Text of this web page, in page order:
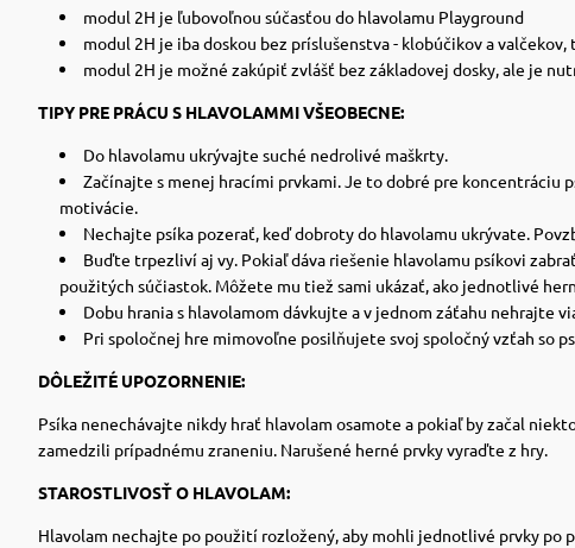
modul 2H je ľubovoľnou súčasťou do hlavolamu Playground
modul 2H je iba doskou bez príslušenstva - klobúčikov a
modul 2H je možné zakúpiť zvlášť bez základovej dosky, ale je
TIPY PRE PRÁCU S HLAVOLAMMI VŠEOBECNE:
Do hlavolamu ukrývajte suché nedrolivé maškrty.
Začínajte s menej hracími prvkami. Je to dobré pre koncentráciu
motivácie.
Nechajte psíka pozerať, keď dobroty do hlavolamu ukrývate.
Buďte trpezliví aj vy. Pokiaľ dáva riešenie hlavolamu psíkovi
použitých súčiastok. Môžete mu tiež sami ukázať, ako jednotlivé
Dobu hrania s hlavolamom dávkujte a v jednom záťahu nehrajte
Pri spoločnej hre mimovoľne posilňujete svoj spoločný vzťah so
DÔLEŽITÉ UPOZORNENIE:
Psíka nenechávajte nikdy hrať hlavolam osamote a pokiaľ by začal
zamedzili prípadnému zraneniu. Narušené herné prvky vyraďte z hry.
STAROSTLIVOSŤ O HLAVOLAM:
Hlavolam nechajte po použití rozložený, aby mohli jednotlivé prvky po